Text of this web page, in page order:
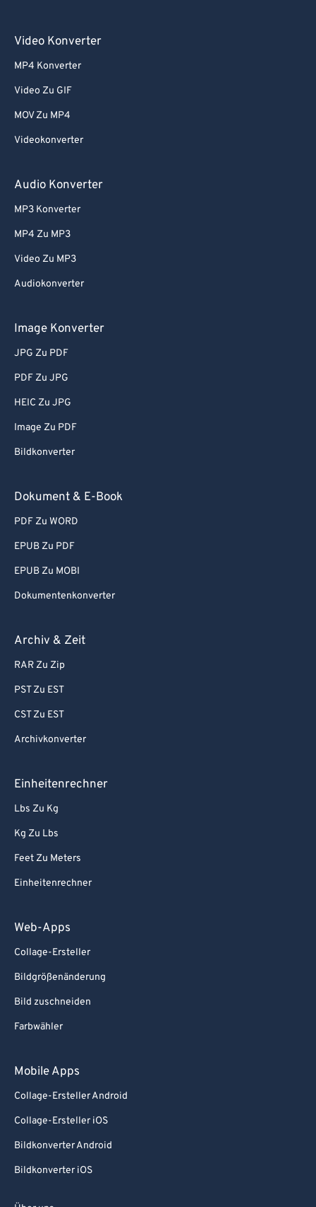
Video Konverter
MP4 Konverter
Video Zu GIF
MOV Zu MP4
Videokonverter
Audio Konverter
MP3 Konverter
MP4 Zu MP3
Video Zu MP3
Audiokonverter
Image Konverter
JPG Zu PDF
PDF Zu JPG
HEIC Zu JPG
Image Zu PDF
Bildkonverter
Dokument & E-Book
PDF Zu WORD
EPUB Zu PDF
EPUB Zu MOBI
Dokumentenkonverter
Archiv & Zeit
RAR Zu Zip
PST Zu EST
CST Zu EST
Archivkonverter
Einheitenrechner
Lbs Zu Kg
Kg Zu Lbs
Feet Zu Meters
Einheitenrechner
Web-Apps
Collage-Ersteller
Bildgrößenänderung
Bild zuschneiden
Farbwähler
Mobile Apps
Collage-Ersteller Android
Collage-Ersteller iOS
Bildkonverter Android
Bildkonverter iOS